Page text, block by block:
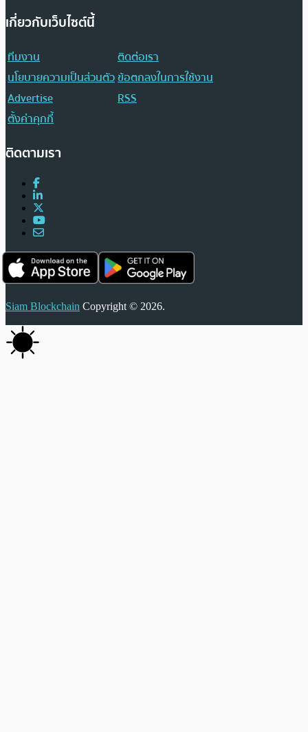
เกี่ยวกับเว็บไซต์นี้
ทีมงาน
ติดต่อเรา
นโยบายความเป็นส่วนตัวข้อตกลงในการใช้งาน
Advertise
RSS
ตั้งค่าคุกกี้
ติดตามเรา
Siam Blockchain Copyright © 2026.